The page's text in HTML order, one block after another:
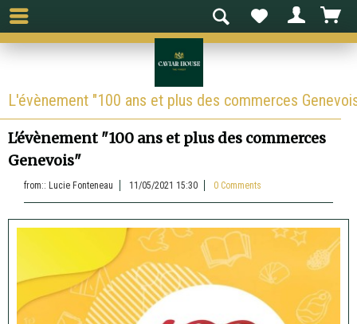
L'évènement "100 ans et plus des commerces
L'évènement "100 ans et plus des commerces
Genevois"
from:: Lucie Fonteneau 11/05/2021 15:30 0 Comments